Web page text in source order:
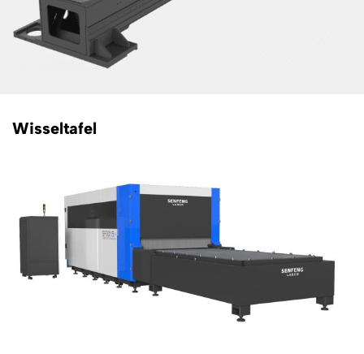
Wisseltafel